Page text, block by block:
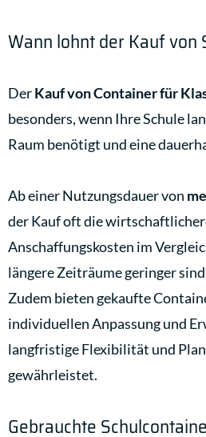
Wann lohnt der Kauf von
DerKauf von Container für
besonders, wenn Ihre Schule
Raum benötigt und eine
Ab einer Nutzungsdauer von
der Kauf oft die
Anschaffungskosten im
längere Zeiträume geringer
Zudem bieten gekaufte
individuellen Anpassung und
langfristige Flexibilität und
gewährleistet.
Gebrauchte